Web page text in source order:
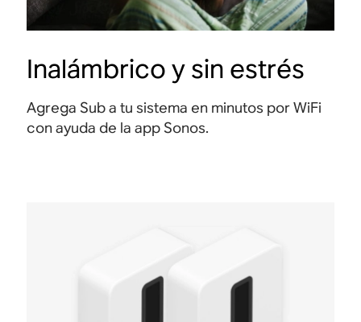
Inalámbrico y sin estrés
Agrega Sub a tu sistema en minutos por WiFi
con ayuda de la app Sonos.